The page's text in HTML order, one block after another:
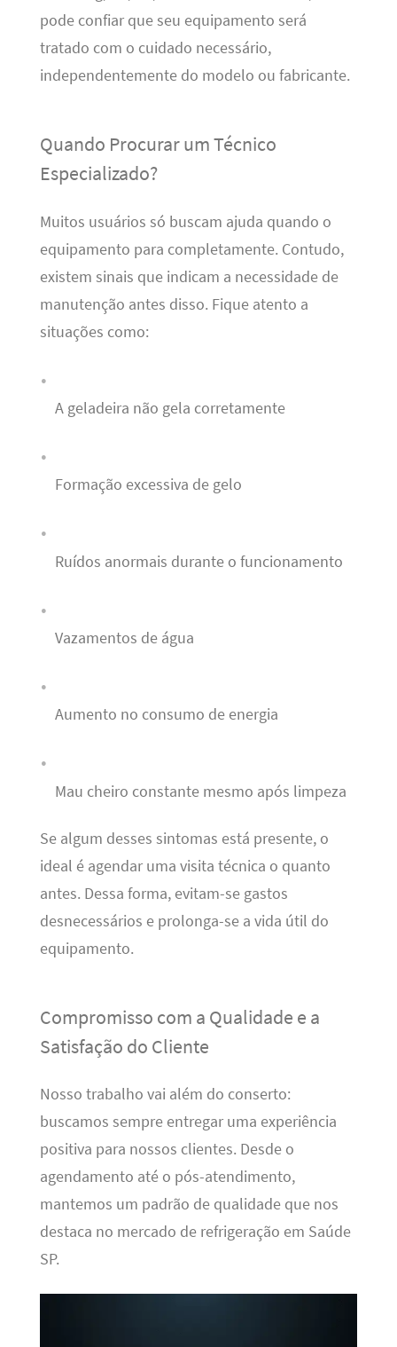
pode confiar que seu equipamento será
tratado com o cuidado necessário,
independentemente do modelo ou fabricante.
Quando Procurar um Técnico
Especializado?
Muitos usuários só buscam ajuda quando o
equipamento para completamente. Contudo,
existem sinais que indicam a necessidade de
manutenção antes disso. Fique atento a
situações como:
A geladeira não gela corretamente
Formação excessiva de gelo
Ruídos anormais durante o funcionamento
Vazamentos de água
Aumento no consumo de energia
Mau cheiro constante mesmo após limpeza
Se algum desses sintomas está presente, o
ideal é agendar uma visita técnica o quanto
antes. Dessa forma, evitam-se gastos
desnecessários e prolonga-se a vida útil do
equipamento.
Compromisso com a Qualidade e a
Satisfação do Cliente
Nosso trabalho vai além do conserto:
buscamos sempre entregar uma experiência
positiva para nossos clientes. Desde o
agendamento até o pós-atendimento,
mantemos um padrão de qualidade que nos
destaca no mercado de refrigeração em Saúde
SP.